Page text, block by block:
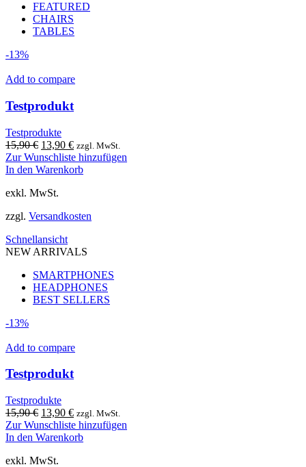
FEATURED
CHAIRS
TABLES
-13%
Add to compare
Testprodukt
Testprodukte
15,90€ Ursprünglicher
Preis
war:
13,90 €Aktueller
Preis
ist:
zzgl. MwSt.
Zur Wunschliste hinzufügen
In den Warenkorb
exkl. MwSt.
zzgl. Versandkosten
Schnellansicht
NEW ARRIVALS
SMARTPHONES
HEADPHONES
BEST SELLERS
-13%
Add to compare
Testprodukt
Testprodukte
15,90€ Ursprünglicher
Preis
war:
13,90 €Aktueller
Preis
ist:
zzgl. MwSt.
Zur Wunschliste hinzufügen
In den Warenkorb
exkl. MwSt.